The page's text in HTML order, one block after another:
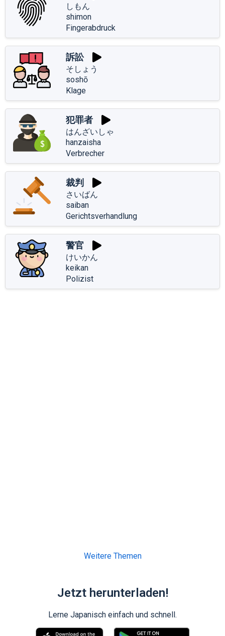
しもん
shimon
Fingerabdruck
訴訟
そしょう
soshō
Klage
犯罪者
はんざいしゃ
hanzaisha
Verbrecher
裁判
さいばん
saiban
Gerichtsverhandlung
警官
けいかん
keikan
Polizist
Weitere Themen
Jetzt herunterladen!
Lerne Japanisch einfach und schnell.